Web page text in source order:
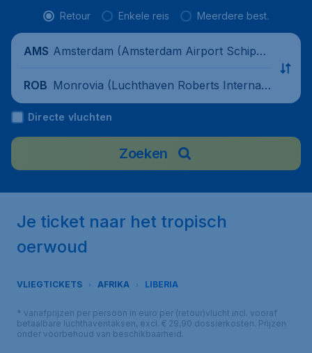
Retour Enkele reis Meerdere best.
AMS Amsterdam (Amsterdam Airport Schipho
ROB Monrovia (Luchthaven Roberts Internati
onaal), Liberia
Directe vluchten
Zoeken
Je ticket naar het tropisch
oerwoud
VLIEGTICKETS AFRIKA LIBERIA
* vanafprijzen per persoon in euro per (retour)vlucht incl. vooraf
betaalbare luchthaventaksen, excl. € 29,90 dossierkosten. Prijzen
onder voorbehoud van beschikbaarheid.